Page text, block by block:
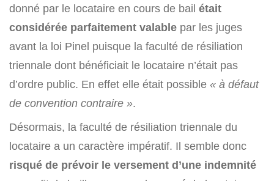
donné par le locataire en cours de bail était
considérée parfaitement valable par les juges
avant la loi Pinel puisque la faculté de résiliation
triennale dont bénéficiait le locataire n’était pas
d’ordre public. En effet elle était possible « à défaut
de convention contraire ».
Désormais, la faculté de résiliation triennale du
locataire a un caractère impératif. Il semble donc
risqué de prévoir le versement d’une indemnité